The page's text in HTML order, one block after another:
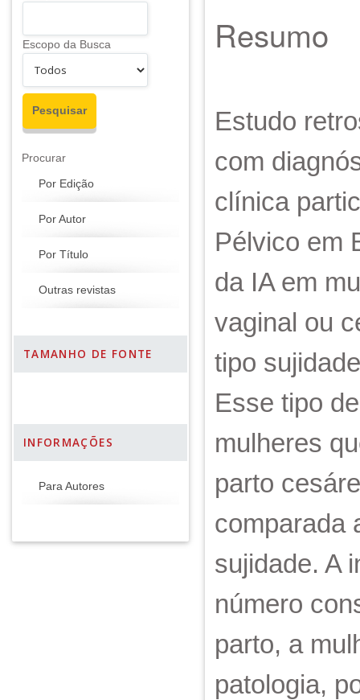
Escopo da Busca
Procurar
Por Edição
Por Autor
Por Título
Outras revistas
TAMANHO DE FONTE
INFORMAÇÕES
Para Autores
Resumo
Estudo
com
clínica
Pélvico em
da IA em
vaginal ou
tipo
Esse tipo
mulheres
parto
comparada
sujidade. A
número
parto, a
patologia,